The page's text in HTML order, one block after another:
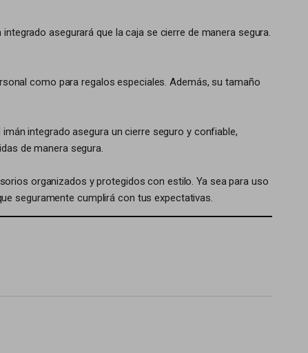
asegurará que la caja se cierre de manera segura.
como para regalos especiales. Además, su tamaño
integrado asegura un cierre seguro y confiable,
de manera segura.
organizados y protegidos con estilo. Ya sea para uso
seguramente cumplirá con tus expectativas.